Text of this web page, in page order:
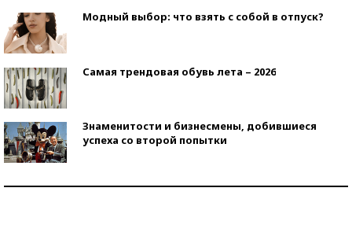
Модный выбор: что взять с собой в отпуск?
Самая трендовая обувь лета – 2026
Знаменитости и бизнесмены, добившиеся
успеха со второй попытки